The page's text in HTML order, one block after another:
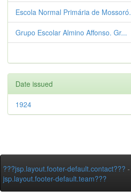
Escola Normal Primária de Mossoró.
Grupo Escolar Almino Affonso. Gr...
Date issued
1924
???jsp.layout.footer-default.contact??? -
jsp.layout.footer-default.team???